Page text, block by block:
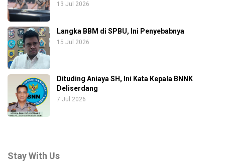
13 Jul 2026
Langka BBM di SPBU, Ini Penyebabnya
15 Jul 2026
Dituding Aniaya SH, Ini Kata Kepala BNNK
Deliserdang
7 Jul 2026
Stay With Us